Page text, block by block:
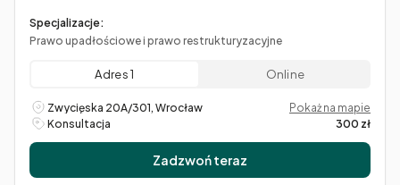
Specjalizacje:
Prawo upadłościowe i prawo restrukturyzacyjne
Adres 1 Online
Zwycięska 20A/301, Wrocław
Pokaż na mapie
Konsultacja
300 zł
Zadzwoń teraz